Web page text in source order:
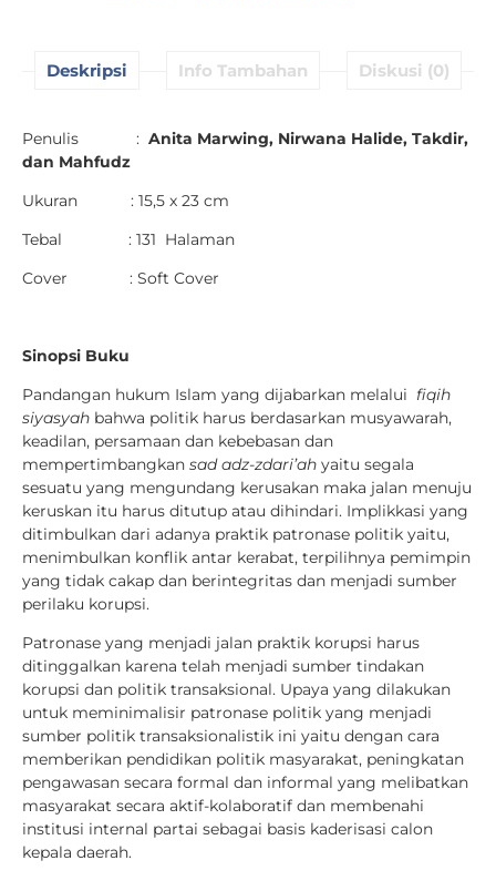
Deskripsi Info Tambahan Diskusi (0)
Penulis : Anita Marwing, Nirwana Halide, Takdir,
dan Mahfudz
Ukuran : 15,5 x 23 cm
Tebal : 131 Halaman
Cover : Soft Cover
Sinopsi Buku
Pandangan hukum Islam yang dijabarkan melalui fiqih
siyasyah bahwa politik harus berdasarkan musyawarah,
keadilan, persamaan dan kebebasan dan
mempertimbangkan sad adz-zdari’ah yaitu segala
sesuatu yang mengundang kerusakan maka jalan menuju
keruskan itu harus ditutup atau dihindari. Implikkasi yang
ditimbulkan dari adanya praktik patronase politik yaitu,
menimbulkan konflik antar kerabat, terpilihnya pemimpin
yang tidak cakap dan berintegritas dan menjadi sumber
perilaku korupsi.
Patronase yang menjadi jalan praktik korupsi harus
ditinggalkan karena telah menjadi sumber tindakan
korupsi dan politik transaksional. Upaya yang dilakukan
untuk meminimalisir patronase politik yang menjadi
sumber politik transaksionalistik ini yaitu dengan cara
memberikan pendidikan politik masyarakat, peningkatan
pengawasan secara formal dan informal yang melibatkan
masyarakat secara aktif-kolaboratif dan membenahi
institusi internal partai sebagai basis kaderisasi calon
kepala daerah.